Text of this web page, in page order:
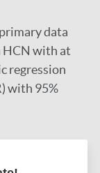
data
HCN with at
regression
with 95%
In 53.2%